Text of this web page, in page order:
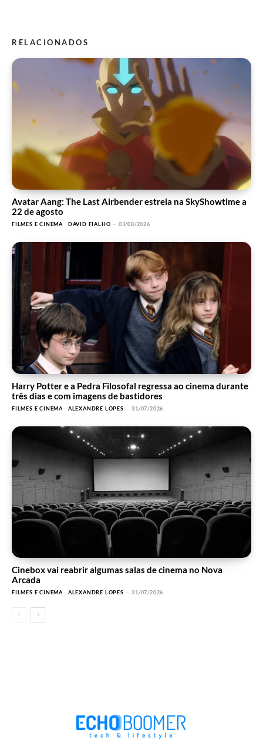
RELACIONADOS
Avatar Aang: The Last Airbender estreia na SkyShowtime a
22 de agosto
FILMES E CINEMA DAVID FIALHO - 03/08/2026
Harry Potter e a Pedra Filosofal regressa ao cinema durante
três dias e com imagens de bastidores
FILMES E CINEMA ALEXANDRE LOPES - 31/07/2026
Cinebox vai reabrir algumas salas de cinema no Nova
Arcada
FILMES E CINEMA ALEXANDRE LOPES - 31/07/2026